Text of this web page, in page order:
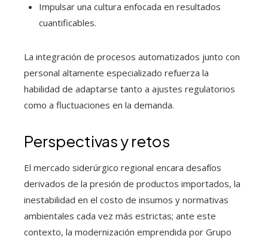
Impulsar una cultura enfocada en resultados
cuantificables.
La integración de procesos automatizados junto con
personal altamente especializado refuerza la
habilidad de adaptarse tanto a ajustes regulatorios
como a fluctuaciones en la demanda.
Perspectivas y retos
El mercado siderúrgico regional encara desafíos
derivados de la presión de productos importados, la
inestabilidad en el costo de insumos y normativas
ambientales cada vez más estrictas; ante este
contexto, la modernización emprendida por Grupo